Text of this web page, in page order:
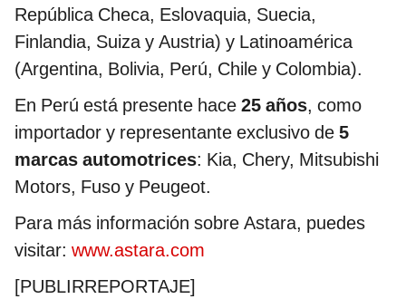
República Checa, Eslovaquia, Suecia,
Finlandia, Suiza y Austria) y Latinoamérica
(Argentina, Bolivia, Perú, Chile y Colombia).
En Perú está presente hace 25 años, como
importador y representante exclusivo de 5
marcas automotrices: Kia, Chery, Mitsubishi
Motors, Fuso y Peugeot.
Para más información sobre Astara, puedes
visitar: www.astara.com
[PUBLIRREPORTAJE]